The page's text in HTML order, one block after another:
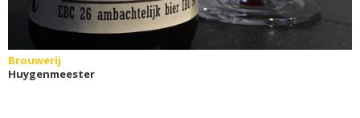
Brouwerij
Huygenmeester